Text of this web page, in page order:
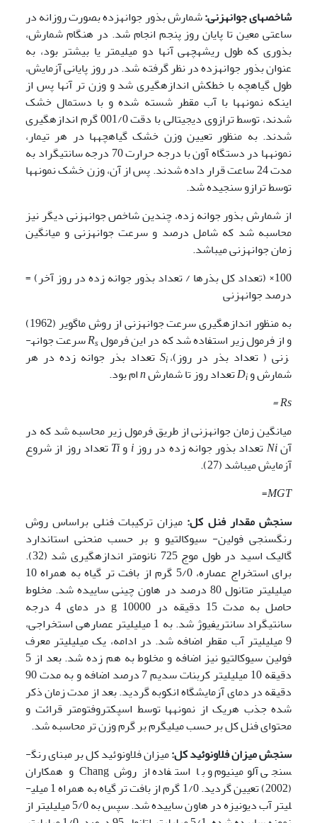
شاخص­های جوانه­زنی:شمارش بذور جوانه­زده بصورت روزانه در
ساعتی معین تا پایان روز پنجم انجام شد. در هنگام شمارش،
بذوری که طول ریشه­چه­ی آن­ها دو میلیمتر یا بیشتر بود، به
عنوان بذور جوانه­زده در نظر گرفته شد. در روز پایانی آزمایش،
طول گیاه­چه با خط­کش اندازه­گیری شد و وزن تر آنها پس از
اینکه نمونه­ها با آب مقطر شسته شده و با دستمال خشک
شدند، توسط ترازوی دیجیتالی با دقت 001/0 گرم اندازه­گیری
شدند. به منظور تعیین وزن خشک گیاه­چه­ها در هر تیمار،
نمونه­ها در دستگاه آون با درجه حرارت 70 درجه سانتیگراد به
مدت 24 ساعت قرار داده شدند. پس از آن، وزن خشک نمونه­ها
توسط ترازو سنجیده شد.
از شمارش بذور جوانه زده، چندین شاخص جوانه­زنی دیگر نیز
محاسبه شد که شامل درصد و سرعت جوانه­زنی و میانگین
زمان جوانه­زنی می­باشد.
100× (تعداد کل بذرها / تعداد بذور جوانه زده در روز آخر) =
درصد جوانه­زنی
به منظور اندازه­گیری سرعت جوانه­زنی از روش ماگویر (1962)
و از فرمول زیر استفاده شد که در این فرمول Rsسرعت جوانه­
زنی ( تعداد بذر در روز)، Si
تعداد بذر جوانه زده در هر
شمارش و Di تعداد روز تا شمارشnام بود.
Rs =
میانگین زمان جوانه­زنی از طریق فرمول زیر محاسبه شد که در
آنNiتعداد بذور جوانه زده در روزi وTiتعداد روز از شروع
آزمایش می­باشد (27).
MGT
=
سنجش مقدار فنل کل: میزان ترکیبات فنلی براساس روش
رنگ­سنجی فولین- سیوکالتیو و بر حسب منحنی استاندارد
گالیک اسید در طول موج 725 نانومتر اندازه­گیری شد (32).
برای استخراج عصاره، 5/0 گرم از بافت تر گیاه به همراه 10
میلی­لیتر متانول 80 درصد در هاون چینی ساییده شد. مخلوط
حاصل به مدت 15 دقیقه در g 10000 در دمای 4 درجه
سانتیگراد سانتریفیوژ شد. به 1 میلی­لیتر عصاره­ی استخراجی،
9 میلی­لیتر آب مقطر اضافه شد. در ادامه، یک میلی­لیتر معرف
فولین سیوکالتیو نیز اضافه و مخلوط به هم زده شد. بعد از 5
دقیقه 10 میلی­لیتر کربنات سدیم 7 درصد اضافه و به مدت 90
دقیقه در دمای آزمایشگاه انکوبه گردید. بعد از مدت زمان ذکر
شده جذب هریک از نمونه­ها توسط اسپکتروفتومتر قرائت و
محتوای فنل کل بر حسب میلی­گرم بر گرم وزن تر محاسبه شد.
سنجش میزان فلاونوئید کل:میزان فلاونوئید کل بر مبنای رنگ­
سنجی آلومینیوم و با استفاده از روش Chang و همکاران
(2002) تعیین گردید. 1/0 گرم از بافت تر گیاه به همراه 1 میلی­
لیتر آب دیونیزه در هاون ساییده شد. سپس به 5/0 میلی­لیتر از